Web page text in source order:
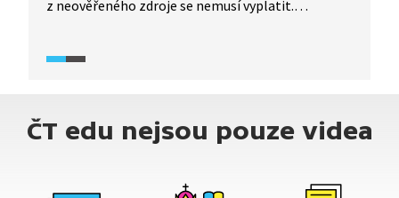
z neověřeného zdroje se nemusí vyplatit.
svou neopatrností může uživatel způsobit a jak
ČT edu nejsou pouze videa